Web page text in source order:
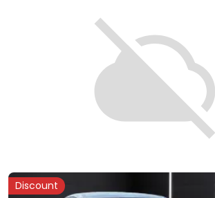
Autoutilitare
Alte tipuri vehicule
Discount